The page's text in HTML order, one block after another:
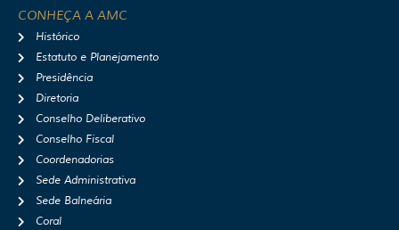
t
r
CONHEÇA A AMC
Histórico
Estatuto e Planejamento
Presidência
Diretoria
Conselho Deliberativo
Conselho Fiscal
Coordenadorias
Sede Administrativa
Sede Balneária
Coral